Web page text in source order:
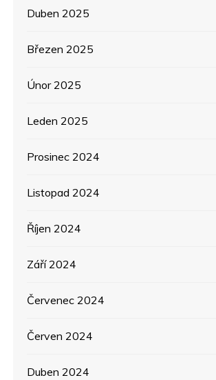
Duben 2025
Březen 2025
Únor 2025
Leden 2025
Prosinec 2024
Listopad 2024
Říjen 2024
Září 2024
Červenec 2024
Červen 2024
Duben 2024